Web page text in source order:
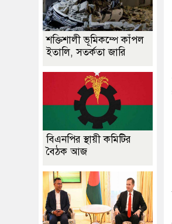
শক্তিশালী ভূমিকম্পে কাঁপল
ইতালি, সতর্কতা জারি
বিএনপির স্থায়ী কমিটির
বৈঠক আজ